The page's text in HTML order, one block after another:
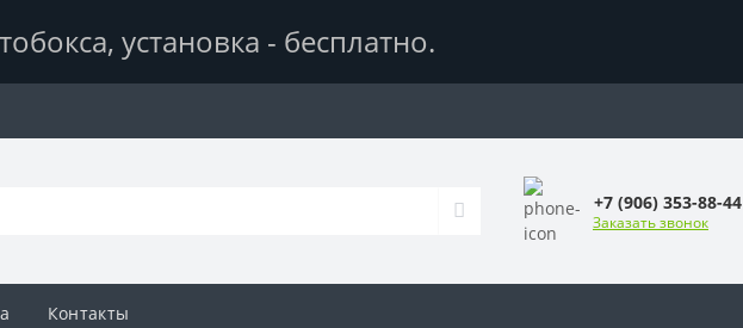
установка - бесплатно.
+7 (906) 353-88-44
Заказать звонок
Контакты